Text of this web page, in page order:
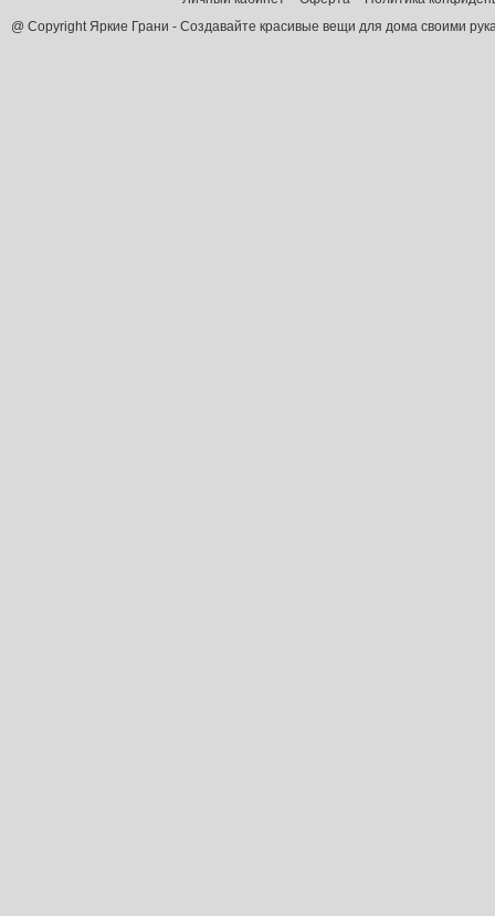
@ Copyright Яркие Грани - Создавайте красивые вещи для дома своими